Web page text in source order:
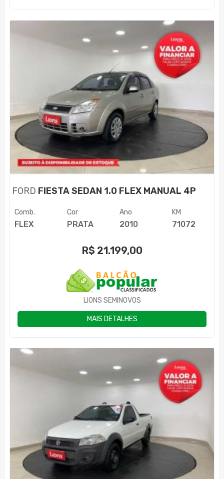
FORD FIESTA SEDAN 1.0 FLEX MANUAL 4P
Comb.
FLEX
Cor
PRATA
Ano
2010
KM
71072
R$ 21.199,00
LIONS SEMINOVOS
MAIS DETALHES